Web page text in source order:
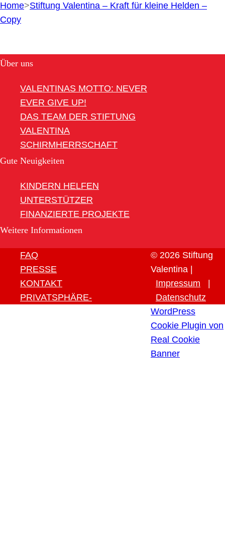
Home>Stiftung Valentina – Kraft für kleine Helden –
Copy
Über uns
VALENTINAS MOTTO: NEVER
EVER GIVE UP!
DAS TEAM DER STIFTUNG
VALENTINA
SCHIRMHERRSCHAFT
Gute Neuigkeiten
KINDERN HELFEN
UNTERSTÜTZER
FINANZIERTE PROJEKTE
Weitere Informationen
FAQ
PRESSE
KONTAKT
PRIVATSPHÄRE-
© 2026 Stiftung
Valentina |
Impressum
Datenschutz
WordPress
Cookie Plugin von
Real Cookie
Banner